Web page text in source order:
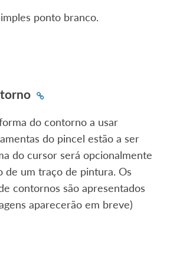
ponto branco.
do contorno a usar
do pincel estão a ser
do cursor será opcionalmente
de um traço de pintura. Os
contornos são apresentados
aparecerão em breve)